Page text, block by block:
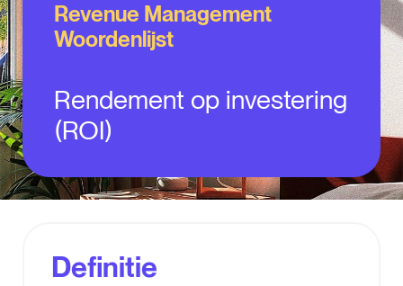
Revenue Management
Woordenlijst
Rendement op investering
(ROI)
Definitie